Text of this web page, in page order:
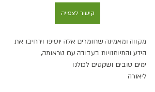
קישור לצפייה
מקווה ומאמינה שחומרים אלה יוסיפו וירחיבו את
הידע והמיומנויות בעבודה עם טראומה,
ימים טובים ושקטים לכולנו
ליאורה